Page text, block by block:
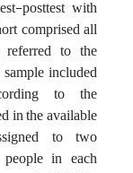
posttest with
comprised all
to the
included
to the
in the available
to two
in each